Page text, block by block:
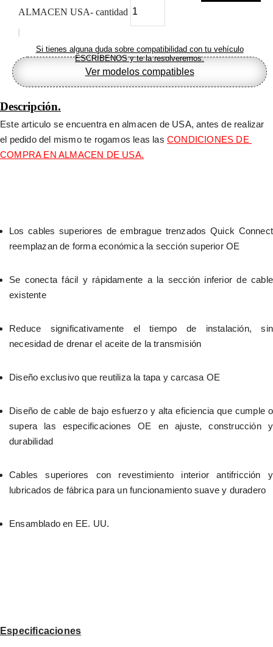
ALMACEN USA- cantidad
Si tienes alguna duda sobre compatibilidad con tu vehículo
ESCRÍBENOS y te la resolveremos.
Ver modelos compatibles
Descripción.
Este articulo se encuentra en almacen de USA, antes de realizar
el pedido del mismo te rogamos leas las CONDICIONES DE
COMPRA EN ALMACEN DE USA.
Los cables superiores de embrague trenzados Quick Connect
reemplazan de forma económica la sección superior OE
Se conecta fácil y rápidamente a la sección inferior de cable
existente
Reduce significativamente el tiempo de instalación, sin
necesidad de drenar el aceite de la transmisión
Diseño exclusivo que reutiliza la tapa y carcasa OE
Diseño de cable de bajo esfuerzo y alta eficiencia que cumple o
supera las especificaciones OE en ajuste, construcción y
durabilidad
Cables superiores con revestimiento interior antifricción y
lubricados de fábrica para un funcionamiento suave y duradero
Ensamblado en EE. UU.
Especificaciones